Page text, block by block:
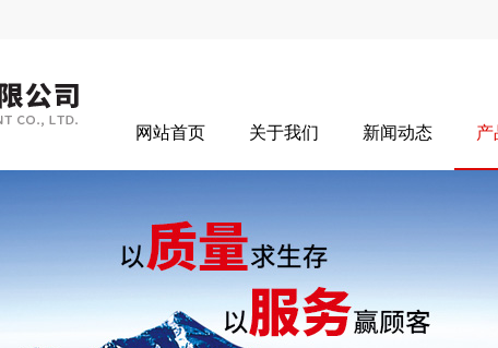
网站首页 关于我们 新闻动态 产